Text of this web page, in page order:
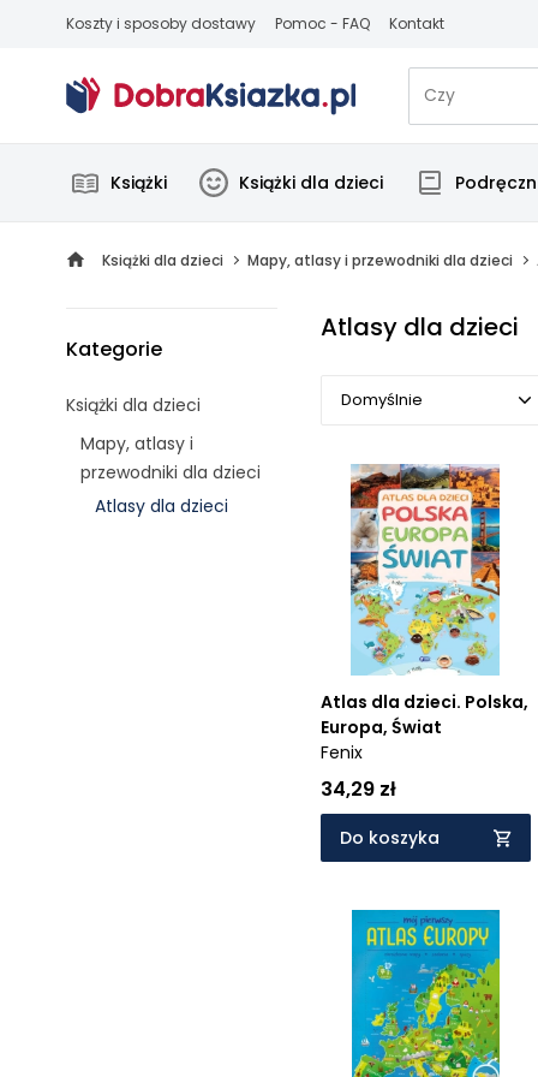
Koszty i sposoby dostawy Pomoc - FAQ Kontakt
Książki Książki dla dzieci
Książki dla dzieci Mapy, atlasy i przewodniki dla dzieci
Kategorie
Książki dla dzieci
Mapy, atlasy i
przewodniki dla dzieci
Atlasy dla dzieci
Atlasy dla dzieci
Domyślnie
Domyślnie
Popularne
Cena rosnąco
Cena malejąco
Od najnowszych
Od najstarszych
Atlas dla dzieci. Polska,
Europa, Świat
Fenix
34,29 zł
Do koszyka